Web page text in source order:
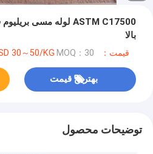
بالا
قیمت：USD 30～50/KG MOQ：30 کیلوگرم
بهترین قیمت
توضیحات محصول